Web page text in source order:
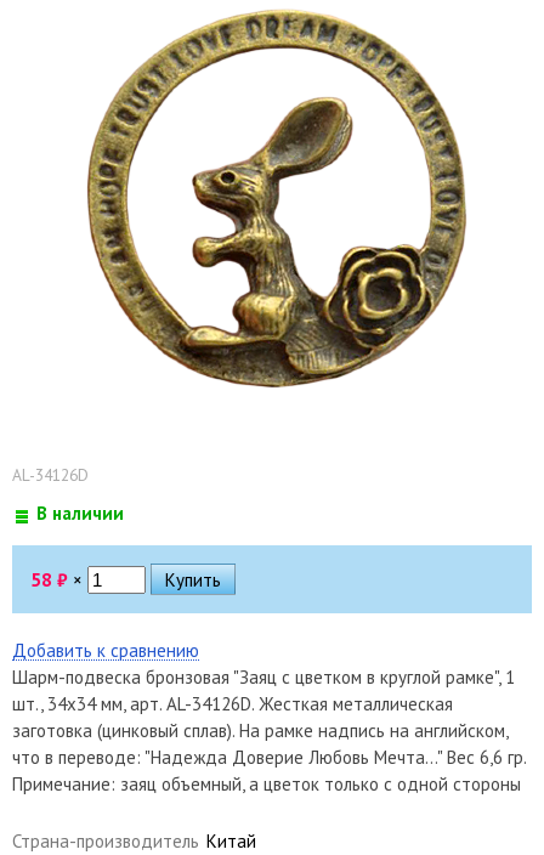
AL-34126D
В наличии
58 ₽ ×
Добавить к сравнению
Шарм-подвеска бронзовая "Заяц с цветком в круглой рамке", 1
шт., 34х34 мм, арт. AL-34126D. Жесткая металлическая
заготовка (цинковый сплав). На рамке надпись на английском,
что в переводе: "Надежда Доверие Любовь Мечта..." Вес 6,6 гр.
Примечание: заяц объемный, а цветок только с одной стороны
Страна-производитель Китай